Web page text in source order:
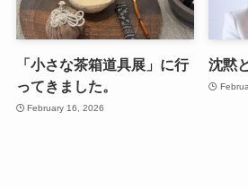
「小さな茶箱道具展」に行
ってきました。
February 16, 2026
沈黙